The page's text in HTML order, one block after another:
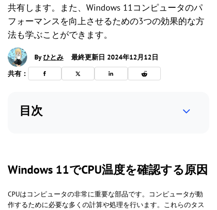
共有します。また、Windows 11コンピュータのパ
フォーマンスを向上させるための3つの効果的な方
法も学ぶことができます。
Byひとみ
最終更新日 2024年12月12日
共有：
目次
Windows 11でCPU温度を確認する原因
CPUはコンピュータの非常に重要な部品です。コンピュータが動
作するために必要な多くの計算や処理を行います。これらのタス